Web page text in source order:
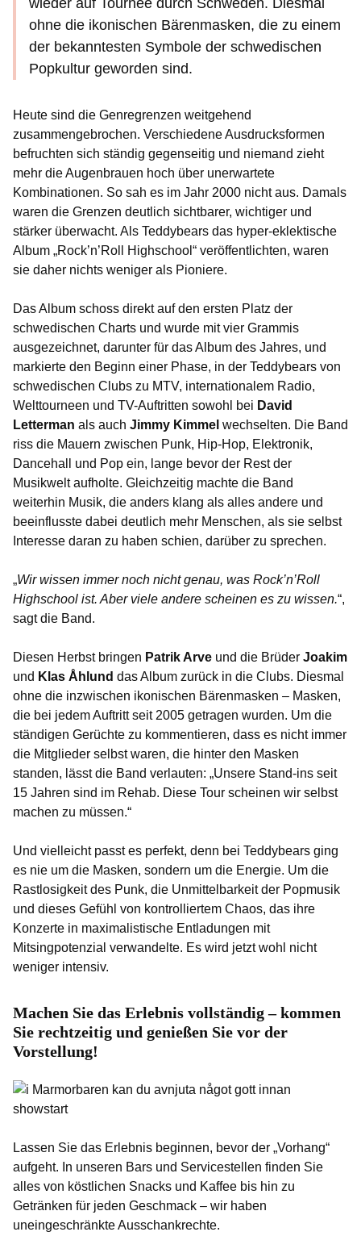
wieder auf Tournee durch Schweden. Diesmal
ohne die ikonischen Bärenmasken, die zu einem
der bekanntesten Symbole der schwedischen
Popkultur geworden sind.
Heute sind die Genregrenzen weitgehend
zusammengebrochen. Verschiedene Ausdrucksformen
befruchten sich ständig gegenseitig und niemand zieht
mehr die Augenbrauen hoch über unerwartete
Kombinationen. So sah es im Jahr 2000 nicht aus. Damals
waren die Grenzen deutlich sichtbarer, wichtiger und
stärker überwacht. Als Teddybears das hyper-eklektische
Album „Rock’n’Roll Highschool“ veröffentlichten, waren
sie daher nichts weniger als Pioniere.
Das Album schoss direkt auf den ersten Platz der
schwedischen Charts und wurde mit vier Grammis
ausgezeichnet, darunter für das Album des Jahres, und
markierte den Beginn einer Phase, in der Teddybears von
schwedischen Clubs zu MTV, internationalem Radio,
Welttourneen und TV-Auftritten sowohl bei David
Letterman als auch Jimmy Kimmel wechselten. Die Band
riss die Mauern zwischen Punk, Hip-Hop, Elektronik,
Dancehall und Pop ein, lange bevor der Rest der
Musikwelt aufholte. Gleichzeitig machte die Band
weiterhin Musik, die anders klang als alles andere und
beeinflusste dabei deutlich mehr Menschen, als sie selbst
Interesse daran zu haben schien, darüber zu sprechen.
„Wir wissen immer noch nicht genau, was Rock’n’Roll
Highschool ist. Aber viele andere scheinen es zu wissen.“,
sagt die Band.
Diesen Herbst bringen Patrik Arve und die Brüder Joakim
und Klas Åhlund das Album zurück in die Clubs. Diesmal
ohne die inzwischen ikonischen Bärenmasken – Masken,
die bei jedem Auftritt seit 2005 getragen wurden. Um die
ständigen Gerüchte zu kommentieren, dass es nicht immer
die Mitglieder selbst waren, die hinter den Masken
standen, lässt die Band verlauten: „Unsere Stand-ins seit
15 Jahren sind im Rehab. Diese Tour scheinen wir selbst
machen zu müssen.“
Und vielleicht passt es perfekt, denn bei Teddybears ging
es nie um die Masken, sondern um die Energie. Um die
Rastlosigkeit des Punk, die Unmittelbarkeit der Popmusik
und dieses Gefühl von kontrolliertem Chaos, das ihre
Konzerte in maximalistische Entladungen mit
Mitsingpotenzial verwandelte. Es wird jetzt wohl nicht
weniger intensiv.
Machen Sie das Erlebnis vollständig – kommen
Sie rechtzeitig und genießen Sie vor der
Vorstellung!
Lassen Sie das Erlebnis beginnen, bevor der „Vorhang“
aufgeht. In unseren Bars und Servicestellen finden Sie
alles von köstlichen Snacks und Kaffee bis hin zu
Getränken für jeden Geschmack – wir haben
uneingeschränkte Ausschankrechte.